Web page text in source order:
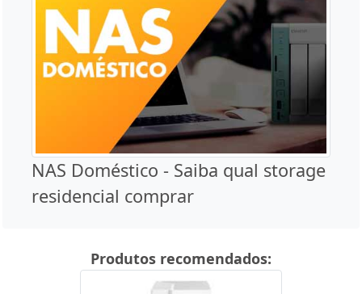
NAS Doméstico - Saiba qual storage
residencial comprar
Produtos recomendados: